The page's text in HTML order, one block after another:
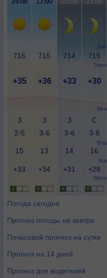
716 715 714 715
+35 +36 +33 +30
З
2-5
З
3-6
З
3-6
С
3-6
15 13 14 16
+33 +34 +31 +28
Погода сегодня
Прогноз погоды на завтра
Почасовой прогноз на сутки
Прогноз на 14 дней
Прогноз для водителей